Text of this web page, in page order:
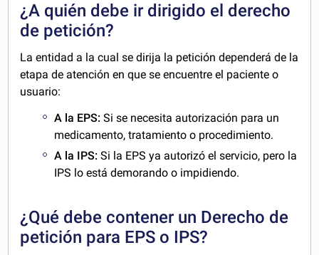
¿A quién debe ir dirigido el derecho
de petición?
La entidad a la cual se dirija la petición dependerá de la
etapa de atención en que se encuentre el paciente o
usuario:
A la EPS: Si se necesita autorización para un
medicamento, tratamiento o procedimiento.
A la IPS: Si la EPS ya autorizó el servicio, pero la
IPS lo está demorando o impidiendo.
¿Qué debe contener un Derecho de
petición para EPS o IPS?